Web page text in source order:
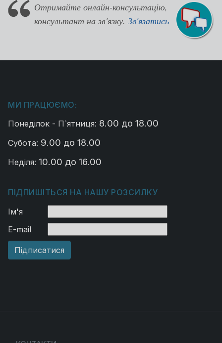
Отримайте онлайн-консультацію,
консультант на зв'язку. Зв'язатись
МИ ПРАЦЮЄМО:
Понеділок - П`ятниця: 8.00 до 18.00
Субота: 9.00 до 18.00
Неділя: 10.00 до 16.00
ПІДПИШІТЬСЯ НА НАШУ РОЗСИЛКУ
Ім'я
E-mail